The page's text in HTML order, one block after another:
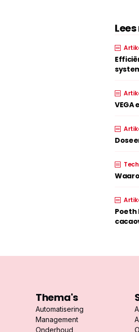
Thema's
Automatisering
Management
Onderhoud